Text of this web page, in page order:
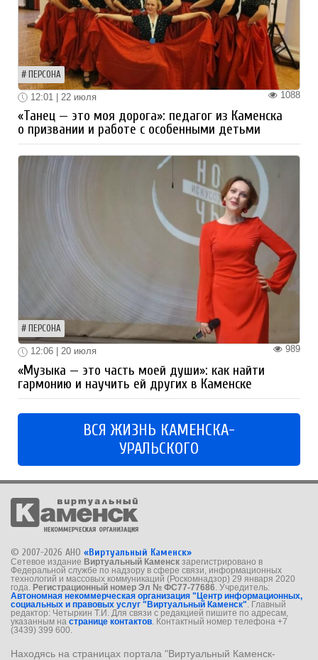
ПЕРСОНА
1088
12:01 | 22 июля
«Танец — это моя дорога»: педагог из Каменска
о призвании и работе с особенными детьми
ПЕРСОНА
989
12:06 | 20 июля
«Музыка — это часть моей души»: как найти
гармонию и научить ей других в Каменске
ВСЯ ЖИЗНЬ КАМЕНСКА-
УРАЛЬСКОГО
© 2007-2026 АНО «Виртуальный Каменск»
Сетевое издание Виртуальный Каменск зарегистрировано в
Федеральной службе по надзору в сфере связи, информационных
технологий и массовых коммуникаций (Роскомнадзор) 29 января 2020
года. Регистрационный номер Эл № ФС77-77686 . Учредитель:
Автономная некоммерческая организация "Центр информационных,
социальных и правовых услуг "Виртуальный Каменск" . Главный
редактор: Четыркин Т.И. Для связи с редакцией пишите по адресам,
указанным на странице контактов . Контактный номер телефона +7
(3439) 399 600.
Находясь на страницах портала "Виртуальный Каменск-